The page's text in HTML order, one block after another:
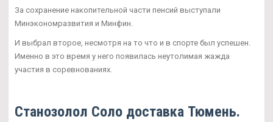
За сохранение накопительной части пенсий выступали
Минэкономразвития и Минфин.
И выбрал второе, несмотря на то что и в спорте был успешен.
Именно в это время у него появилась неутолимая жажда
участия в соревнованиях.
Станозолол Соло доставка Тюмень.